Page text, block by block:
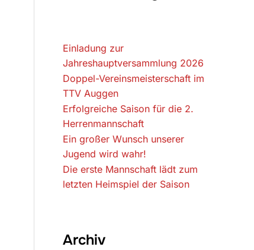
Einladung zur
Jahreshauptversammlung 2026
Doppel-Vereinsmeisterschaft im
TTV Auggen
Erfolgreiche Saison für die 2.
Herrenmannschaft
Ein großer Wunsch unserer
Jugend wird wahr!
Die erste Mannschaft lädt zum
letzten Heimspiel der Saison
Archiv